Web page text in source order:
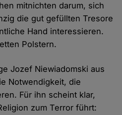
mitnichten darum, sich
die gut gefüllten Tresore
Hand interessieren.
Polstern.
Jozef Niewiadomski aus
Notwendigkeit, die
Für ihn scheint klar,
zum Terror führt: